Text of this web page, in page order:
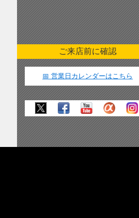
ご来店前に確認
📅 営業日カレンダーはこちら